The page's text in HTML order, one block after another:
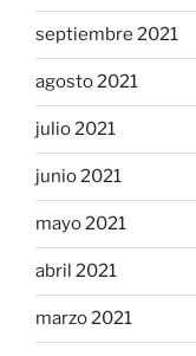
septiembre 2021
agosto 2021
julio 2021
junio 2021
mayo 2021
abril 2021
marzo 2021